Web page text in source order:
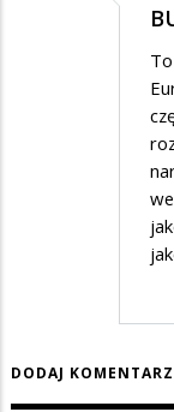
DODAJ KOMENTARZ